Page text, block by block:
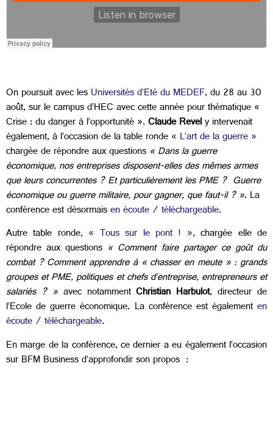
On poursuit avec lesUniversités d’Eté du MEDEF, du 28 au 30
août, sur le campus d’HECavec cette année pour thématique «
Crise : du danger à l’opportunité ».Claude Revely intervenait
également, à l’occasion de la table ronde« L’art de la guerre »
chargée de répondre aux questions « Dans la guerre
économique, nos entreprises disposent-elles des mêmes armes
que leurs concurrentes ? Et particulièrement les PME ? Guerre
économique ou guerre militaire, pour gagner, que faut-il ? ». La
conférence est désormaisen écoute / téléchargeable.
Autre table ronde, « Tous sur le pont ! », chargée elle de
répondre aux questions « Comment faire partager ce goût du
combat ? Comment apprendre à « chasser en meute » : grands
groupes et PME, politiques et chefs d’entreprise, entrepreneurs et
salariés ? »avec notammentChristian Harbulot, directeur de
l’Ecole de guerre économique. La conférence est également en
écoute / téléchargeable.
En marge de la conférence, ce dernier a eu également l’occasion
sur BFM Business d’approfondir son propos :